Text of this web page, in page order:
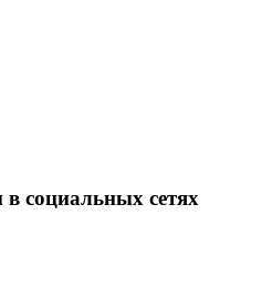
социальных сетях